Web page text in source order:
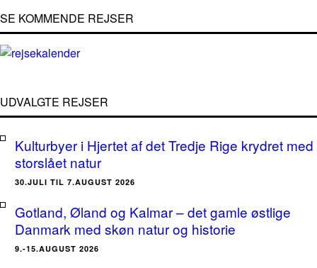
SE KOMMENDE REJSER
UDVALGTE REJSER
Kulturbyer i Hjertet af det Tredje Rige krydret med
storslået natur
30.JULI TIL 7.AUGUST 2026
Gotland, Øland og Kalmar – det gamle østlige
Danmark med skøn natur og historie
9.-15.AUGUST 2026